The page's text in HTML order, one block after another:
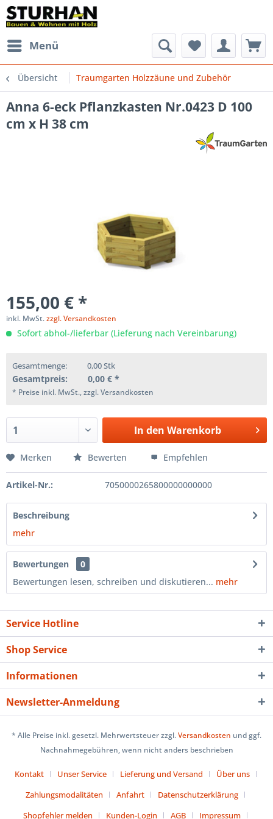
Menü
Übersicht Traumgarten Holzzäune und Zubehör
Anna 6-eck Pflanzkasten Nr.0423 D 100
cm x H 38 cm
155,00 € *
inkl. MwSt.zzgl. Versandkosten
Sofort abhol-/lieferbar (Lieferung nach Vereinbarung)
Gesamtmenge: 0,00Stk
Gesamtpreis: 0,00 € *
* Preise inkl. MwSt., zzgl. Versandkosten
In den Warenkorb
Merken Bewerten Empfehlen
Artikel-Nr.: 7050000265800000000000
Beschreibung
mehr
Bewertungen
0
Bewertungen lesen, schreiben und diskutieren... mehr
Service Hotline
Shop Service
Informationen
Newsletter-Anmeldung
* Alle Preise inkl. gesetzl. Mehrwertsteuer zzgl.Versandkosten und ggf.
Nachnahmegebühren, wenn nicht anders beschrieben
Kontakt Unser Service Lieferung und Versand
Über uns
Zahlungsmodalitäten
Anfahrt
Datenschutzerklärung
Shopfehler melden
Kunden-Login AGB Impressum